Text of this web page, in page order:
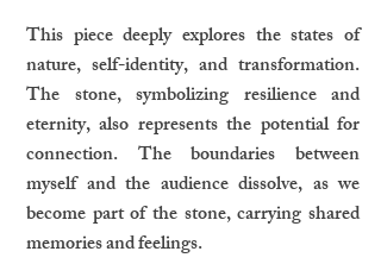
This piece deeply explores the states of
nature, self-identity, and transformation.
The stone, symbolizing resilience and
eternity, also represents the potential for
connection. The boundaries between
myself and the audience dissolve, as we
become part of the stone, carrying shared
memories and feelings.